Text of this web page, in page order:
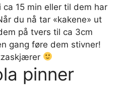
ca 15 min eller til dem har
du nå tar «kakene» ut
på tvers til ca 3cm
gang føre dem stivner!
pinner